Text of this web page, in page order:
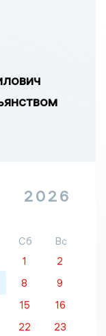
2026
Сб
Вс
1
2
8
9
15
16
22
23